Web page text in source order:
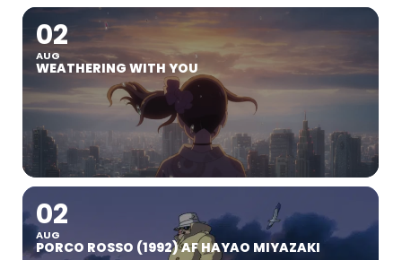
02
AUG
WEATHERING WITH YOU
02
AUG
PORCO ROSSO (1992) AF HAYAO MIYAZAKI